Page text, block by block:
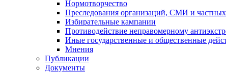
Нормотворчество
Преследования организаций, СМИ и
Избирательные кампании
Противодействие неправомерному
Иные государственные и общественные
Мнения
Публикации
Документы